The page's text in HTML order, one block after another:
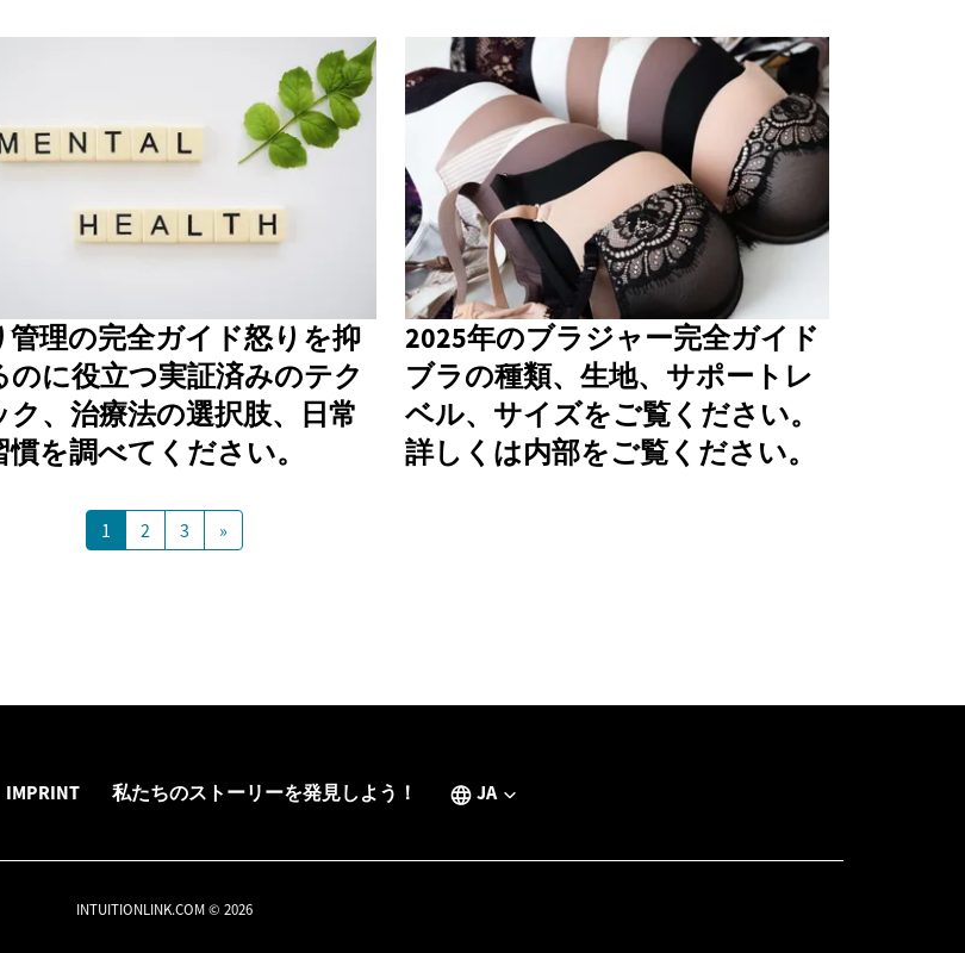
管理の完全ガイド怒りを抑
のに役立つ実証済みのテク
ク、治療法の選択肢、日常
慣を調べてください。
2025年のブラジャー完全ガイド
ブラの種類、生地、サポートレ
ベル、サイズをご覧ください。
詳しくは内部をご覧ください。
1 2 3 »
IMPRINT 私たちのストーリーを発見しよう！ JA
INTUITIONLINK.COM © 2026